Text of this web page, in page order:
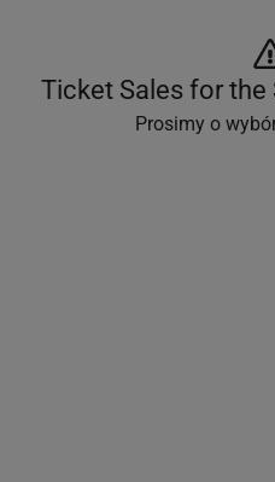
Ticket Sales for the
Prosimy o